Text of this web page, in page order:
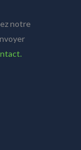
notre